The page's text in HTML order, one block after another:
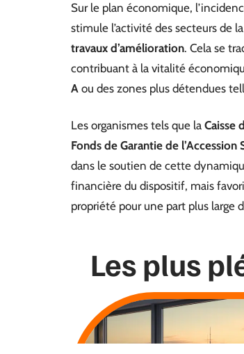
Sur le plan économique,
stimule l’activité des secteurs
travaux d’amélioration. Cela se
contribuant à la vitalité
A ou des zones plus détendues
Les organismes tels que la Caisse
Fonds de Garantie de
dans le soutien de cette
financière du dispositif, mais
propriété pour une part plus large
Les plus